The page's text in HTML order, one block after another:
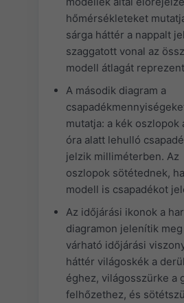
hőmérsékleteket
sárga háttér a nappalt
szaggatott vonal az
modell átlagát
A második diagram a
mutatja: a kék oszlopok
óra alatt lehulló
jelzik milliméterben. Az
oszlopok sötétednek,
modell is csapadékot
Az időjárási ikonok a
diagramon jelenítik meg
várható időjárási
háttér világoskék a
éghez, világosszürke a
felhőzethez, és